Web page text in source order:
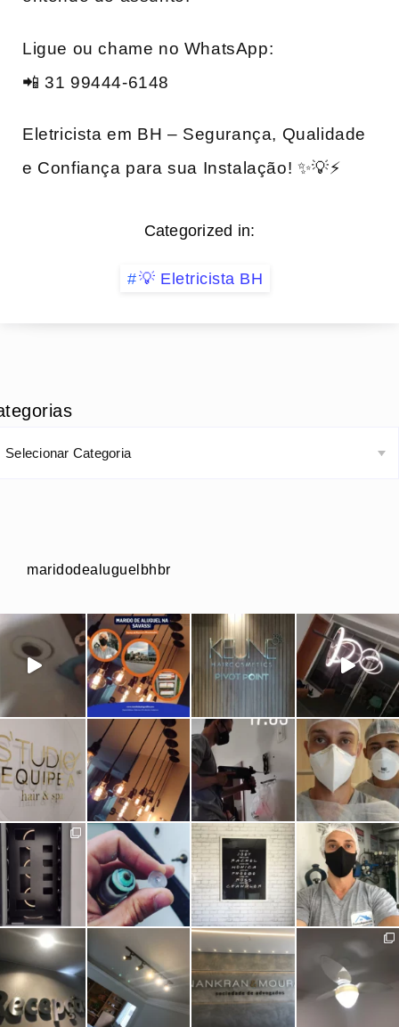
Ligue ou chame no WhatsApp:
📲 31 99444-6148
Eletricista em BH – Segurança, Qualidade
e Confiança para sua Instalação! ✨💡⚡
Categorized in:
💡 Eletricista BH
maridodealuguelbhbr